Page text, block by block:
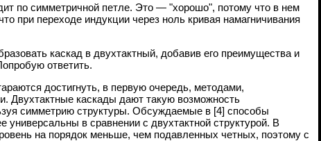
по симметричной петле. Это — "хорошо", потому что в нем
при переходе индукции через ноль кривая намагничивания
каскад в двухтактный, добавив его преимущества и
ответить.
достигнуть, в первую очередь, методами,
Двухтактные каскады дают такую возможность
симметрию структуры. Обсуждаемые в [4] способы
в сравнении с двухтактной структурой. В
на порядок меньше, чем подавленных четных, поэтому с